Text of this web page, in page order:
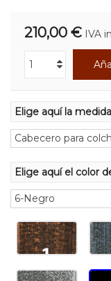
210,00 € IVA
Elige aquí la
Elige aquí el color